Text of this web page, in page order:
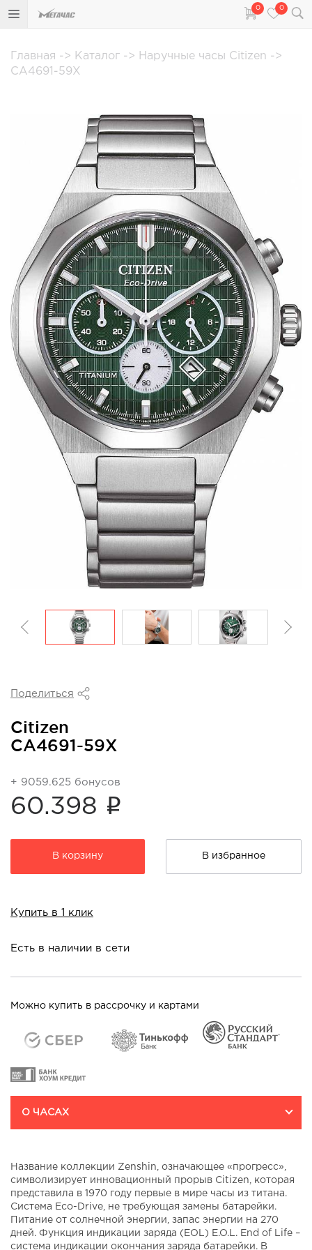
0 0
Главная -> Каталог -> Наручные часы Citizen ->
CA4691-59X
Поделиться
Citizen
CA4691-59X
+ 9059.625 бонусов
60.398 i
В корзину В избранное
Купить в 1 клик
Есть в наличии в сети
Можно купить в рассрочку и картами
О ЧАСАХ
Название коллекции Zenshin, означающее «прогресс»,
символизирует инновационный прорыв Citizen, которая
представила в 1970 году первые в мире часы из титана.
Система Eco-Drive, не требующая замены батарейки.
Питание от солнечной энергии, запас энергии на 270
дней. Функция индикации заряда (EOL) E.O.L. End of Life –
система индикации окончания заряда батарейки. В